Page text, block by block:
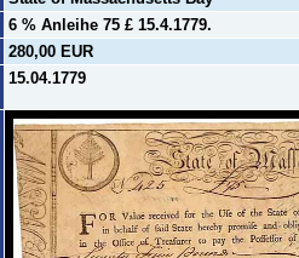
6 % Anleihe 75 £ 15.4.1779.
280,00 EUR
15.04.1779